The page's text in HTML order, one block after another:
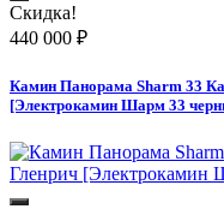
Скидка!
440 000 ₽
Камин Панорама Sharm 33
[Электрокамин Шарм 33